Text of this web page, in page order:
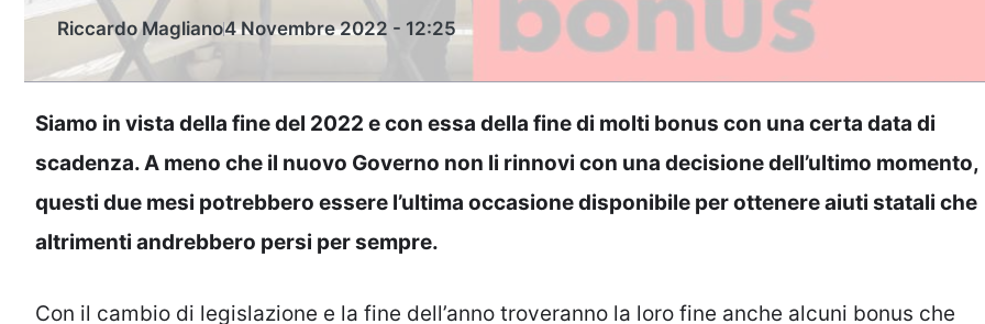
Riccardo Magliano4 Novembre 2022 - 12:25
Siamo in vista della fine del 2022 e con essa della fine di molti bonus con una certa data di
scadenza. A meno che il nuovo Governo non li rinnovi con una decisione dell’ultimo momento,
questi due mesi potrebbero essere l’ultima occasione disponibile per ottenere aiuti statali che
altrimenti andrebbero persi per sempre.
Con il cambio di legislazione e la fine dell’anno troveranno la loro fine anche alcuni bonus che